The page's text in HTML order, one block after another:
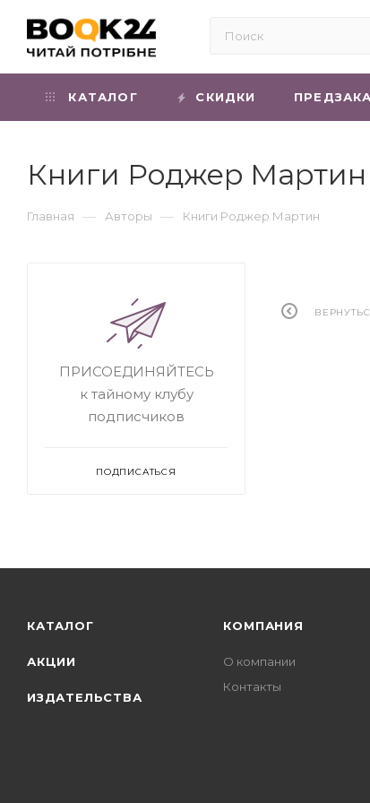
КАТАЛОГ СКИДКИ
Книги Poджep Мapтин
Главная — Авторы — Книги Poджep Мapтин
ПРИСОЕДИНЯЙТЕСЬ
к тайному клубу
подписчиков
ПОДПИСАТЬСЯ
КАТАЛОГ
АКЦИИ
ИЗДАТЕЛЬСТВА
КОМПАНИЯ
О компании
Контакты